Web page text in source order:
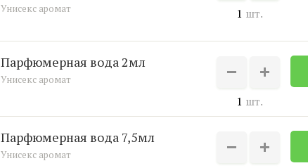
Унисекс аромат 1 шт.
парфюмерная вода 2мл
Унисекс аромат
1 шт.
парфюмерная вода 7,5мл
Унисекс аромат